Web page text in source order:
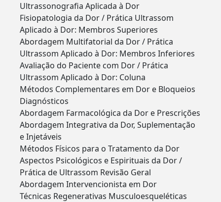
Ultrassonografia Aplicada à Dor
Fisiopatologia da Dor / Prática Ultrassom
Aplicado à Dor: Membros Superiores
Abordagem Multifatorial da Dor / Prática
Ultrassom Aplicado à Dor: Membros Inferiores
Avaliação do Paciente com Dor / Prática
Ultrassom Aplicado à Dor: Coluna
Métodos Complementares em Dor e Bloqueios
Diagnósticos
Abordagem Farmacológica da Dor e Prescrições
Abordagem Integrativa da Dor, Suplementação
e Injetáveis
Métodos Físicos para o Tratamento da Dor
Aspectos Psicológicos e Espirituais da Dor /
Prática de Ultrassom Revisão Geral
Abordagem Intervencionista em Dor
Técnicas Regenerativas Musculoesqueléticas